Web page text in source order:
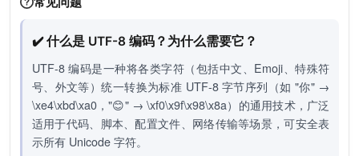
✔️ 什么是 UTF-8 编码？为什么需要它？
UTF-8 编码是一种将各类字符（包括中文、Emoji、特殊符
号、外文等）统一转换为标准 UTF-8 字节序列（如 "你" →
\xe4\xbd\xa0，"😊" → \xf0\x9f\x98\x8a）的通用技术，广泛
适用于代码、脚本、配置文件、网络传输等场景，可安全表
示所有 Unicode 字符。